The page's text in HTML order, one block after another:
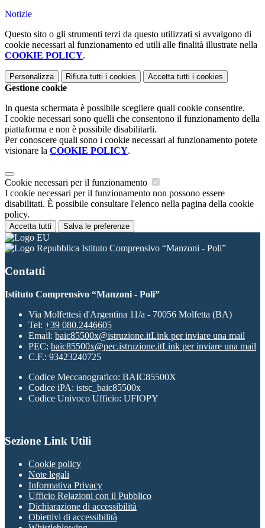
Notizie
Questo sito o gli strumenti terzi da questo utilizzati si avvalgono di
cookie necessari al funzionamento ed utili alle finalità illustrate nella
COOKIE POLICY.
Personalizza Rifiuta tutti i cookies Accetta tutti i cookies
Gestione cookie
In questa schermata è possibile scegliere quali cookie consentire.
I cookie necessari sono quelli che consentono il funzionamento della
piattaforma e non è possibile disabilitarli.
Per conoscere quali sono i cookie necessari al funzionamento potete
visionare la COOKIE POLICY.
Cookie necessari per il funzionamento
I cookie necessari per il funzionamento non possono essere
disabilitati. È possibile consultare l'elenco nella pagina della cookie
policy.
Accetta tutti Salva le preferenze
Istituto Comprensivo “Manzoni - Poli”
Contatti
Istituto Comprensivo “Manzoni - Poli”
Via Molfettesi d'Argentina 11/a - 70056 Molfetta (BA)
Tel: +39 080.2446605
Email: baic85500x@istruzione.itLink per inviare una mail
PEC: baic85500x@pec.istruzione.itLink per inviare una mail
C.F.: 93423240725
Codice Meccanografico: BAIC85500X
Codice iPA: istsc_baic85500x
Codice Univoco Ufficio: UFIOPY
Sezione Link Utili
Cookie policy
Note legali
Informativa Privacy
Ufficio Relazioni con il Pubblico
Dichiarazione di accessibilità
Obiettivi di accessibilità